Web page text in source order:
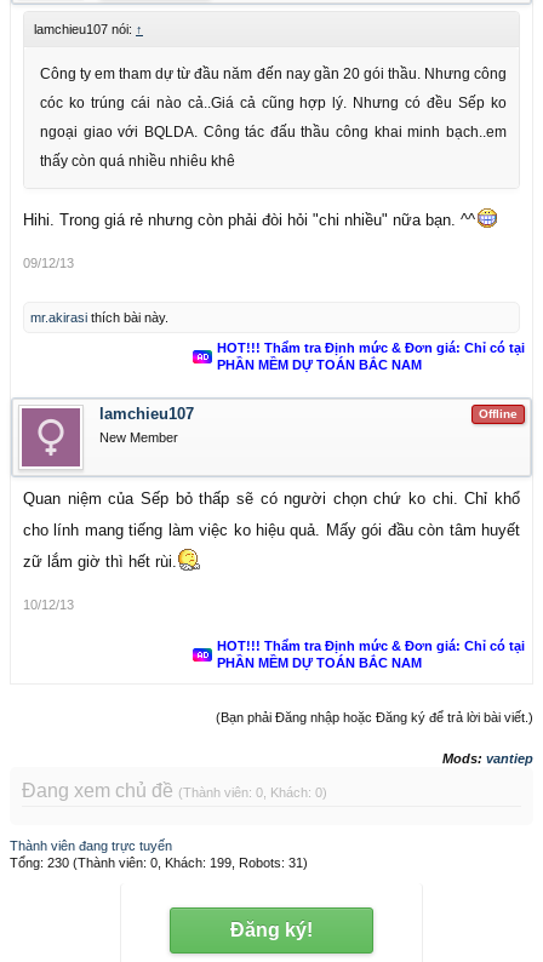
lamchieu107 nói: ↑
Công ty em tham dự từ đầu năm đến nay gần 20 gói thầu. Nhưng công
cóc ko trúng cái nào cả..Giá cả cũng hợp lý. Nhưng có đều Sếp ko
ngoại giao với BQLDA. Công tác đấu thầu công khai minh bạch..em
thấy còn quá nhiều nhiêu khê
Hihi. Trong giá rẻ nhưng còn phải đòi hỏi "chi nhiều" nữa bạn. ^^
09/12/13
mr.akirasi thích bài này.
HOT!!! Thẩm tra Định mức & Đơn giá: Chỉ có tại
PHẦN MỀM DỰ TOÁN BẮC NAM
Offline
lamchieu107
New Member
Quan niệm của Sếp bỏ thấp sẽ có người chọn chứ ko chi. Chỉ khổ
cho lính mang tiếng làm việc ko hiệu quả. Mấy gói đầu còn tâm huyết
zữ lắm giờ thì hết rùi.
10/12/13
HOT!!! Thẩm tra Định mức & Đơn giá: Chỉ có tại
PHẦN MỀM DỰ TOÁN BẮC NAM
(Bạn phải Đăng nhập hoặc Đăng ký để trả lời bài viết.)
Mods: vantiep
Đang xem chủ đề (Thành viên: 0, Khách: 0)
Thành viên đang trực tuyến
Tổng: 230 (Thành viên: 0, Khách: 199, Robots: 31)
Đăng ký!